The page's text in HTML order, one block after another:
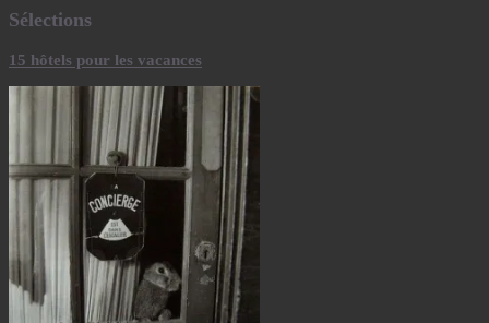
Sélections
15 hôtels pour les vacances